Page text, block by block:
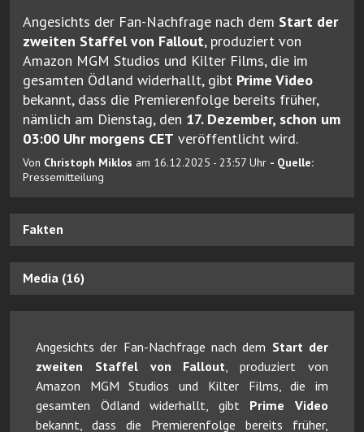
Angesichts der Fan-Nachfrage nach dem Start der
zweiten Staffel von Fallout, produziert von
Amazon MGM Studios und Kilter Films, die im
gesamten Ödland widerhallt, gibt Prime Video
bekannt, dass die Premierenfolge bereits früher,
nämlich am Dienstag, den 17. Dezember, schon um
03:00 Uhr morgens CET veröffentlicht wird.
Von Christoph Miklos am 16.12.2025 - 23:57 Uhr - Quelle:
Pressemitteilung
Fakten
Media (16)
Angesichts der Fan-Nachfrage nach dem Start der
zweiten Staffel von Fallout , produziert von
Amazon MGM Studios und Kilter Films, die im
gesamten Ödland widerhallt, gibt Prime Video
bekannt, dass die Premierenfolge bereits früher,